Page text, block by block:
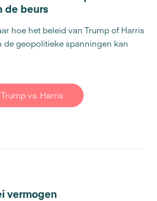
de beurs
hoe het beleid van Trump of Harris
de geopolitieke spanningen kan
vs. Harris
vermogen